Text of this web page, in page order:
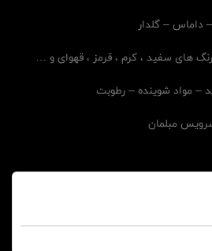
داماس – گلدار
های سفید ، کرم ، قرمز ، قهوای و …
– مواد شوینده – رطوبت
مبلمان